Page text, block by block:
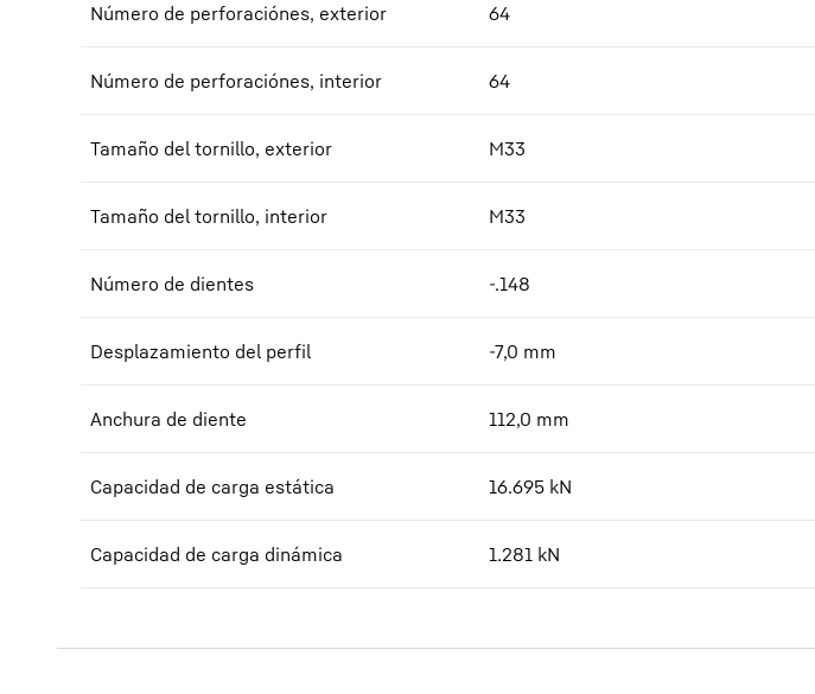
Número de perforaciónes, exterior 64
Número de perforaciónes, interior 64
Tamaño del tornillo, exterior M33
Tamaño del tornillo, interior M33
Número de dientes -.148
Desplazamiento del perfil -7,0 mm
Anchura de diente 112,0 mm
Capacidad de carga estática 16.695 kN
Capacidad de carga dinámica 1.281 kN